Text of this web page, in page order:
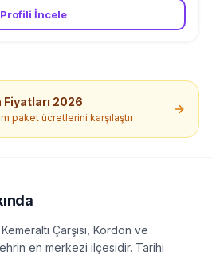
Profili İncele
Fiyatları 2026
paket ücretlerini karşılaştır
Çarşısı, Kordon ve
en merkezi ilçesidir. Tarihi